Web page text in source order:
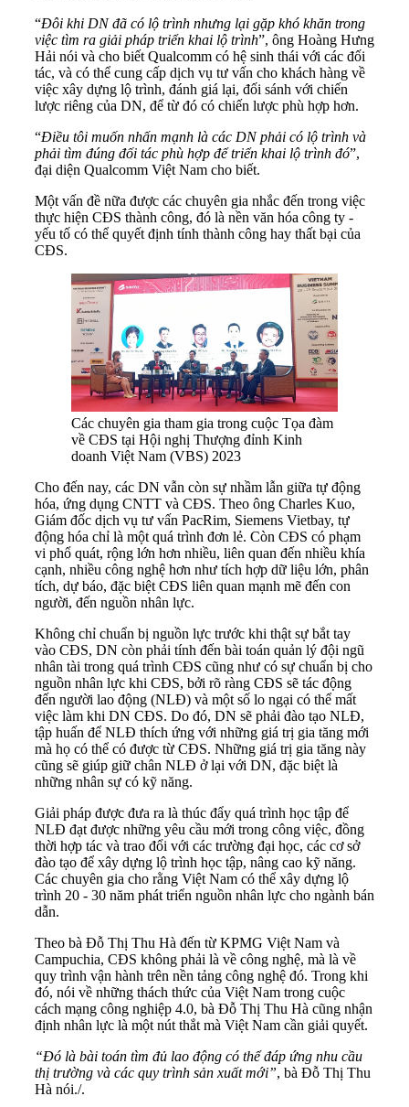
“Đôi khi DN đã có lộ trình nhưng lại gặp khó khăn trong
việc tìm ra giải pháp triển khai lộ trình”, ông Hoàng Hưng
Hải nói và cho biết Qualcomm có hệ sinh thái với các đối
tác, và có thể cung cấp dịch vụ tư vấn cho khách hàng về
việc xây dựng lộ trình, đánh giá lại, đối sánh với chiến
lược riêng của DN, để từ đó có chiến lược phù hợp hơn.
“Điều tôi muốn nhấn mạnh là các DN phải có lộ trình và
phải tìm đúng đối tác phù hợp để triển khai lộ trình đó”,
đại diện Qualcomm Việt Nam cho biết.
Một vấn đề nữa được các chuyên gia nhắc đến trong việc
thực hiện CĐS thành công, đó là nền văn hóa công ty -
yếu tố có thể quyết định tính thành công hay thất bại của
CĐS.
Các chuyên gia tham gia trong cuộc Tọa đàm
về CĐS tại Hội nghị Thượng đỉnh Kinh
doanh Việt Nam (VBS) 2023
Cho đến nay, các DN vẫn còn sự nhầm lẫn giữa tự động
hóa, ứng dụng CNTT và CĐS. Theo ông Charles Kuo,
Giám đốc dịch vụ tư vấn PacRim, Siemens Vietbay, tự
động hóa chỉ là một quá trình đơn lẻ. Còn CĐS có phạm
vi phổ quát, rộng lớn hơn nhiều, liên quan đến nhiều khía
cạnh, nhiều công nghệ hơn như tích hợp dữ liệu lớn, phân
tích, dự báo, đặc biệt CĐS liên quan mạnh mẽ đến con
người, đến nguồn nhân lực.
Không chỉ chuẩn bị nguồn lực trước khi thật sự bắt tay
vào CĐS, DN còn phải tính đến bài toán quản lý đội ngũ
nhân tài trong quá trình CĐS cũng như có sự chuẩn bị cho
nguồn nhân lực khi CĐS, bởi rõ ràng CĐS sẽ tác động
đến người lao động (NLĐ) và một số lo ngại có thể mất
việc làm khi DN CĐS. Do đó, DN sẽ phải đào tạo NLĐ,
tập huấn để NLĐ thích ứng với những giá trị gia tăng mới
mà họ có thể có được từ CĐS. Những giá trị gia tăng này
cũng sẽ giúp giữ chân NLĐ ở lại với DN, đặc biệt là
những nhân sự có kỹ năng.
Giải pháp được đưa ra là thúc đẩy quá trình học tập để
NLĐ đạt được những yêu cầu mới trong công việc, đồng
thời hợp tác và trao đổi với các trường đại học, các cơ sở
đào tạo để xây dựng lộ trình học tập, nâng cao kỹ năng.
Các chuyên gia cho rằng Việt Nam có thể xây dựng lộ
trình 20 - 30 năm phát triển nguồn nhân lực cho ngành bán
dẫn.
Theo bà Đỗ Thị Thu Hà đến từ KPMG Việt Nam và
Campuchia, CĐS không phải là về công nghệ, mà là về
quy trình vận hành trên nền tảng công nghệ đó. Trong khi
đó, nói về những thách thức của Việt Nam trong cuộc
cách mạng công nghiệp 4.0, bà Đỗ Thị Thu Hà cũng nhận
định nhân lực là một nút thắt mà Việt Nam cần giải quyết.
“Đó là bài toán tìm đủ lao động có thể đáp ứng nhu cầu
thị trường và các quy trình sản xuất mới”, bà Đỗ Thị Thu
Hà nói./.